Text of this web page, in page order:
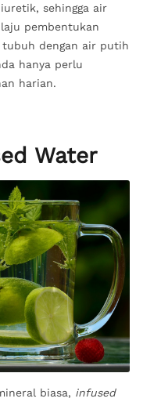
sehingga air
pembentukan
tubuh dengan air putih
hanya perlu
harian.
Water
biasa, infused